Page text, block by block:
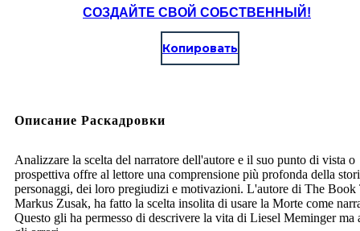
СОЗДАЙТЕ СВОЙ СОБСТВЕННЫЙ!
Копировать
Описание Раскадровки
Analizzare la scelta del narratore dell'autore e il suo punto di vista o
prospettiva offre al lettore una comprensione più profonda della
personaggi, dei loro pregiudizi e motivazioni. L'autore di The Book
Markus Zusak, ha fatto la scelta insolita di usare la Morte come
Questo gli ha permesso di descrivere la vita di Liesel Meminger ma